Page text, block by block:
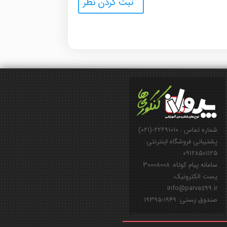
شماره تماس : ۲۲۶۹۱۰۱۰-(۰۲۱)
پشتیبانی فروشگاه اینترنتی:
۰۹۱۲۸۵۰۱۱۲۵
سامانه پیام کوتاه: ۳۰۰۰۸۰۰۸
پست الکترونیک:
info@parvaz99.ir
صندوق پستی: ۱۹۴۹-۱۹۳۹۵